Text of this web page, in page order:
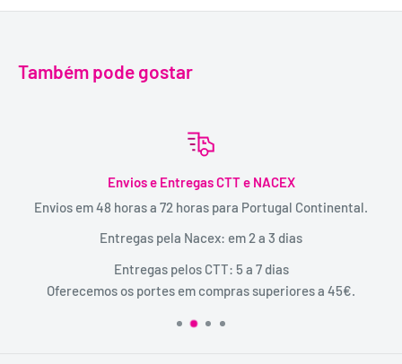
Também pode gostar
Envios e Entregas CTT e NACEX
Envios em 48 horas a 72 horas para Portugal Continental.
Entregas pela Nacex: em 2 a 3 dias
Entregas pelos CTT: 5 a 7 dias
Oferecemos os portes em compras superiores a 45€.